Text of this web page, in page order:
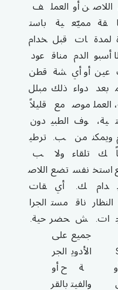
اللاص
قة
لمدة
أسبو
عين
بعد
العمل
ية،
ويمكن
ك
استخ
دام
النظار
ات.
ن أو
مميّع
ات
الدم
أو أي
دواء
موص
وف
من
تلقاء
نفس
ك.
ناق
ش
جميع
الأدوي
ة
والفيت
العمل
ية
قبل
مناق
شة
ذلك
مع
الطبي
ب.
ولا
تضع
أي
مست
حضر
على
الجر
ح أو
بالقر
ف
باست
خدام
عود
قطن
مبلل
قليلاً
دون
ترطي
ب
اللاص
قات
الجرا
حية.